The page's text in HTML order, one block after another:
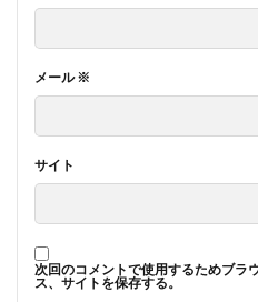
メール※
サイト
次回のコメントで使用するためブラ
ス、サイトを保存する。